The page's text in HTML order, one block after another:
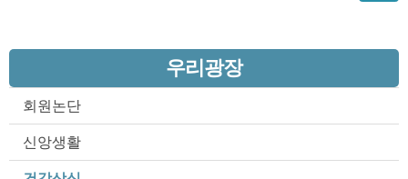
우리광장
회원논단
신앙생활